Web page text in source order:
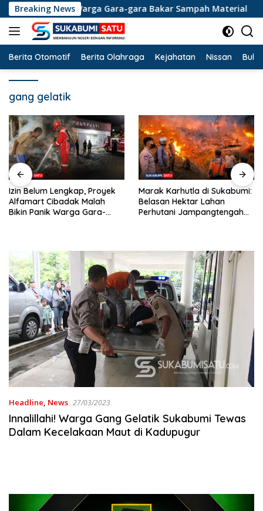
Langsung
ke
konten
Breaking News
Panik Warga Gara-gara Bakar Sampah Material
Berita Otomotif Berita Olahraga Kejahatan Nissan
gang gelatik
Marak Karhutla di Sukabumi:
Belasan Hektar Lahan
Perhutani Jampangtengah
POLISI UNGKAP KRONOLOGI
LAKA MAUT CIKEMBAR: Hilang
Kendali di Tikungan,
Headline, News 27/03/2023
Innalillahi! Warga Gang Gelatik Sukabumi Tewas
Dalam Kecelakaan Maut di Kadupugur